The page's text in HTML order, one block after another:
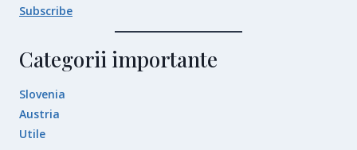
Subscribe
Categorii importante
Slovenia
Austria
Utile